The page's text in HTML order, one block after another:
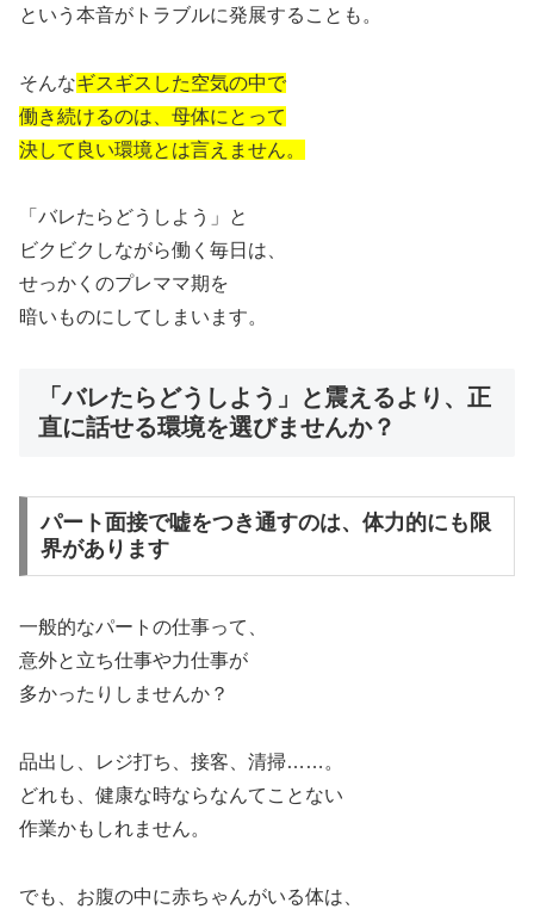
という本音がトラブルに発展することも。
そんなギスギスした空気の中で
働き続けるのは、母体にとって
決して良い環境とは言えません。
「バレたらどうしよう」と
ビクビクしながら働く毎日は、
せっかくのプレママ期を
暗いものにしてしまいます。
「バレたらどうしよう」と震えるより、正
直に話せる環境を選びませんか？
パート面接で嘘をつき通すのは、体力的にも限
界があります
一般的なパートの仕事って、
意外と立ち仕事や力仕事が
多かったりしませんか？
品出し、レジ打ち、接客、清掃……。
どれも、健康な時ならなんてことない
作業かもしれません。
でも、お腹の中に赤ちゃんがいる体は、